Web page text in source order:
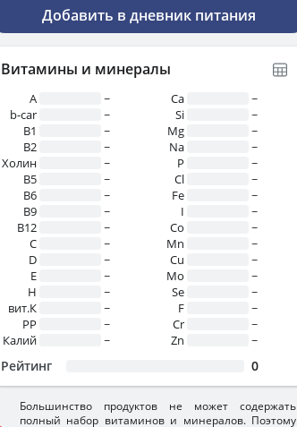
Добавить в дневник питания
Витамины и минералы
A
~
b-car
~
В1
~
B2
~
Холин
~
B5
~
B6
~
B9
~
B12
~
C
~
D
~
E
~
H
~
вит.К
~
PP
~
Калий
~
Ca
~
Si
~
Mg
~
Na
~
P
~
Cl
~
Fe
~
I
~
Co
~
Mn
~
Cu
~
Mo
~
Se
~
F
~
Cr
~
Zn
~
Рейтинг 0
Большинство продуктов не может содержать
полный набор витаминов и минералов. Поэтому